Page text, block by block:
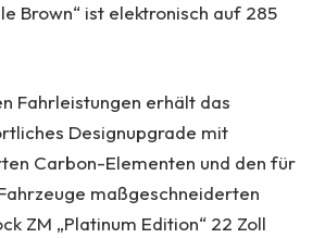
Brown“ ist elektronisch auf 285
Fahrleistungen erhält das
Designupgrade mit
Carbon-Elementen und den für
maßgeschneiderten
ZM „Platinum Edition“ 22 Zoll